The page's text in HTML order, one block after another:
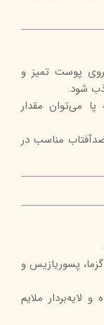
را روی پوست تمیز و
شود.
پا می‌توان مقدار
مناسب در
پسوریازیس و
لایه‌بردار ملایم